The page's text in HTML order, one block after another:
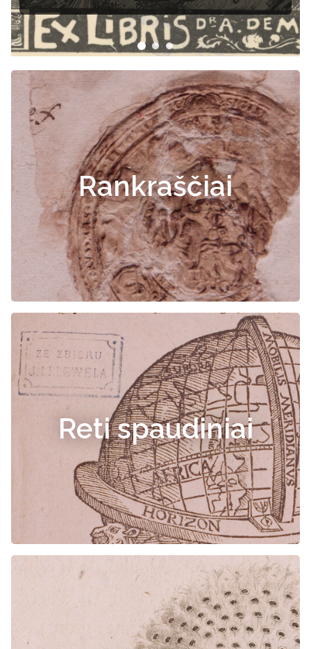
Rankraščiai
Reti spaudiniai